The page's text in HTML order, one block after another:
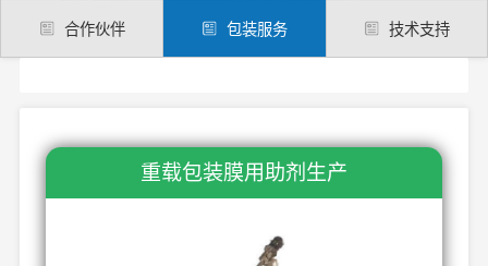
合作伙伴 包装服务 技术支持
重载包装膜用助剂生产